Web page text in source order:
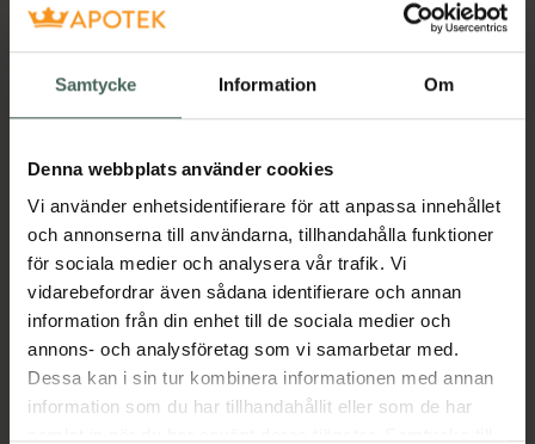
Samtycke Information Om
Denna webbplats använder cookies
Vi använder enhetsidentifierare för att anpassa innehållet
och annonserna till användarna, tillhandahålla funktioner
för sociala medier och analysera vår trafik. Vi
vidarebefordrar även sådana identifierare och annan
information från din enhet till de sociala medier och
annons- och analysföretag som vi samarbetar med.
Dessa kan i sin tur kombinera informationen med annan
information som du har tillhandahållit eller som de har
mensgarderob med ett par snygga
Snyggt, stilsäkert och menssäkert! Trosorna
ger dig samma absorptionsförmåga som dina
motsvarande två tamponger av storlek
i upp till åtta timmar. De går att tvätta och
använda flera gånger och - detta är vi lite
extra stolta över - uppfyller OEKO-TEX 100-
standarden. Med en kroppsnära, mjuk
passform är de precis lika bekväma som dina
vanliga underkläder. Bara att dra på sig dem
och låta kroppen göra sitt.